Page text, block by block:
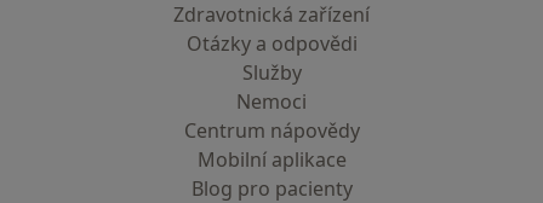
Zdravotnická zařízení
Otázky a odpovědi
Služby
Nemoci
Centrum nápovědy
Mobilní aplikace
Blog pro pacienty